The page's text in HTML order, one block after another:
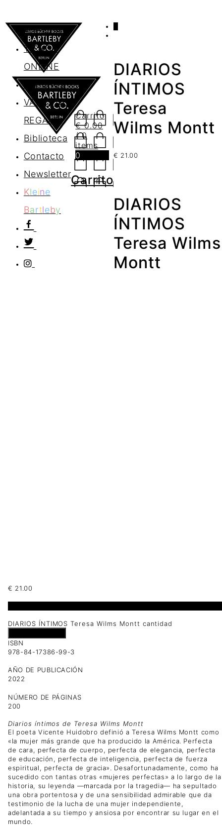
AGENDA
TIENDA
ONLINE
Nosotros
VALES DE
REGALO
Biblioteca
Contacto
Newsletter
Kleine
Bartleby
Carrito
€0.00
/ 0
items
0
Carrito
DIARIOS
ÍNTIMOS
Teresa
Wilms Montt
€ 21.00
DIARIOS
ÍNTIMOS
Teresa Wilms
Montt
€ 21.00
DIARIOS ÍNTIMOS Teresa Wilms Montt cantidad
ISBN
978-84-17386-99-3
AÑO DE PUBLICACIÓN
2022
NÚMERO DE PÁGINAS
200
Diarios íntimos de Teresa Wilms Montt
El poeta Vicente Huidobro definió a Teresa Wilms Montt como
«la mujer más grande que ha producido la América. Perfecta
de cara, perfecta de cuerpo, perfecta de elegancia, perfecta
de educación, perfecta de inteligencia, perfecta de fuerza
espiritual, perfecta de gracia». Desafortunadamente, como ha
sucedido con tantas otras «mujeres perfectas» a lo largo de la
historia, su leyenda —marcada por la tragedia— ha sepultado
una obra portentosa y de una sensibilidad admirable que da
testimonio de la lucha de una mujer independiente,
adelantada a su tiempo y ansiosa por encontrar su lugar en el
mundo.